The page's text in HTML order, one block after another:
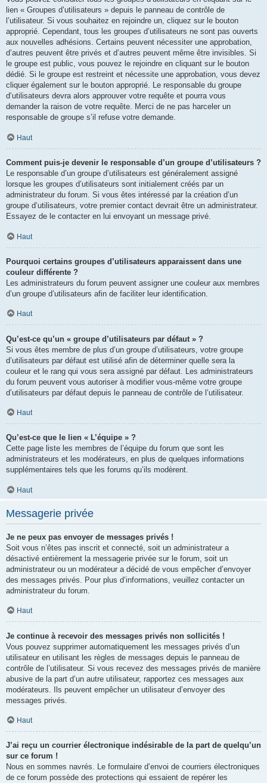
lien « Groupes d’utilisateurs » depuis le panneau de contrôle de
l’utilisateur. Si vous souhaitez en rejoindre un, cliquez sur le bouton
approprié. Cependant, tous les groupes d’utilisateurs ne sont pas ouverts
aux nouvelles adhésions. Certains peuvent nécessiter une approbation,
d’autres peuvent être privés et d’autres peuvent même être invisibles. Si
le groupe est public, vous pouvez le rejoindre en cliquant sur le bouton
dédié. Si le groupe est restreint et nécessite une approbation, vous devez
cliquer également sur le bouton approprié. Le responsable du groupe
d’utilisateurs devra alors approuver votre requête et pourra vous
demander la raison de votre requête. Merci de ne pas harceler un
responsable de groupe s’il refuse votre demande.
Haut
Comment puis-je devenir le responsable d’un groupe d’utilisateurs ?
Le responsable d’un groupe d’utilisateurs est généralement assigné
lorsque les groupes d’utilisateurs sont initialement créés par un
administrateur du forum. Si vous êtes intéressé par la création d’un
groupe d’utilisateurs, votre premier contact devrait être un administrateur.
Essayez de le contacter en lui envoyant un message privé.
Haut
Pourquoi certains groupes d’utilisateurs apparaissent dans une
couleur différente ?
Les administrateurs du forum peuvent assigner une couleur aux membres
d’un groupe d’utilisateurs afin de faciliter leur identification.
Haut
Qu’est-ce qu’un « groupe d’utilisateurs par défaut » ?
Si vous êtes membre de plus d’un groupe d’utilisateurs, votre groupe
d’utilisateurs par défaut est utilisé afin de déterminer quelle sera la
couleur et le rang qui vous sera assigné par défaut. Les administrateurs
du forum peuvent vous autoriser à modifier vous-même votre groupe
d’utilisateurs par défaut depuis le panneau de contrôle de l’utilisateur.
Haut
Qu’est-ce que le lien « L’équipe » ?
Cette page liste les membres de l’équipe du forum que sont les
administrateurs et les modérateurs, en plus de quelques informations
supplémentaires tels que les forums qu’ils modèrent.
Haut
Messagerie privée
Je ne peux pas envoyer de messages privés !
Soit vous n’êtes pas inscrit et connecté, soit un administrateur a
désactivé entièrement la messagerie privée sur le forum, soit un
administrateur ou un modérateur a décidé de vous empêcher d’envoyer
des messages privés. Pour plus d’informations, veuillez contacter un
administrateur du forum.
Haut
Je continue à recevoir des messages privés non sollicités !
Vous pouvez supprimer automatiquement les messages privés d’un
utilisateur en utilisant les règles de messages depuis le panneau de
contrôle de l’utilisateur. Si vous recevez des messages privés de manière
abusive de la part d’un autre utilisateur, rapportez ces messages aux
modérateurs. Ils peuvent empêcher un utilisateur d’envoyer des
messages privés.
Haut
J’ai reçu un courrier électronique indésirable de la part de quelqu’un
sur ce forum !
Nous en sommes navrés. Le formulaire d’envoi de courriers électroniques
de ce forum possède des protections qui essaient de repérer les